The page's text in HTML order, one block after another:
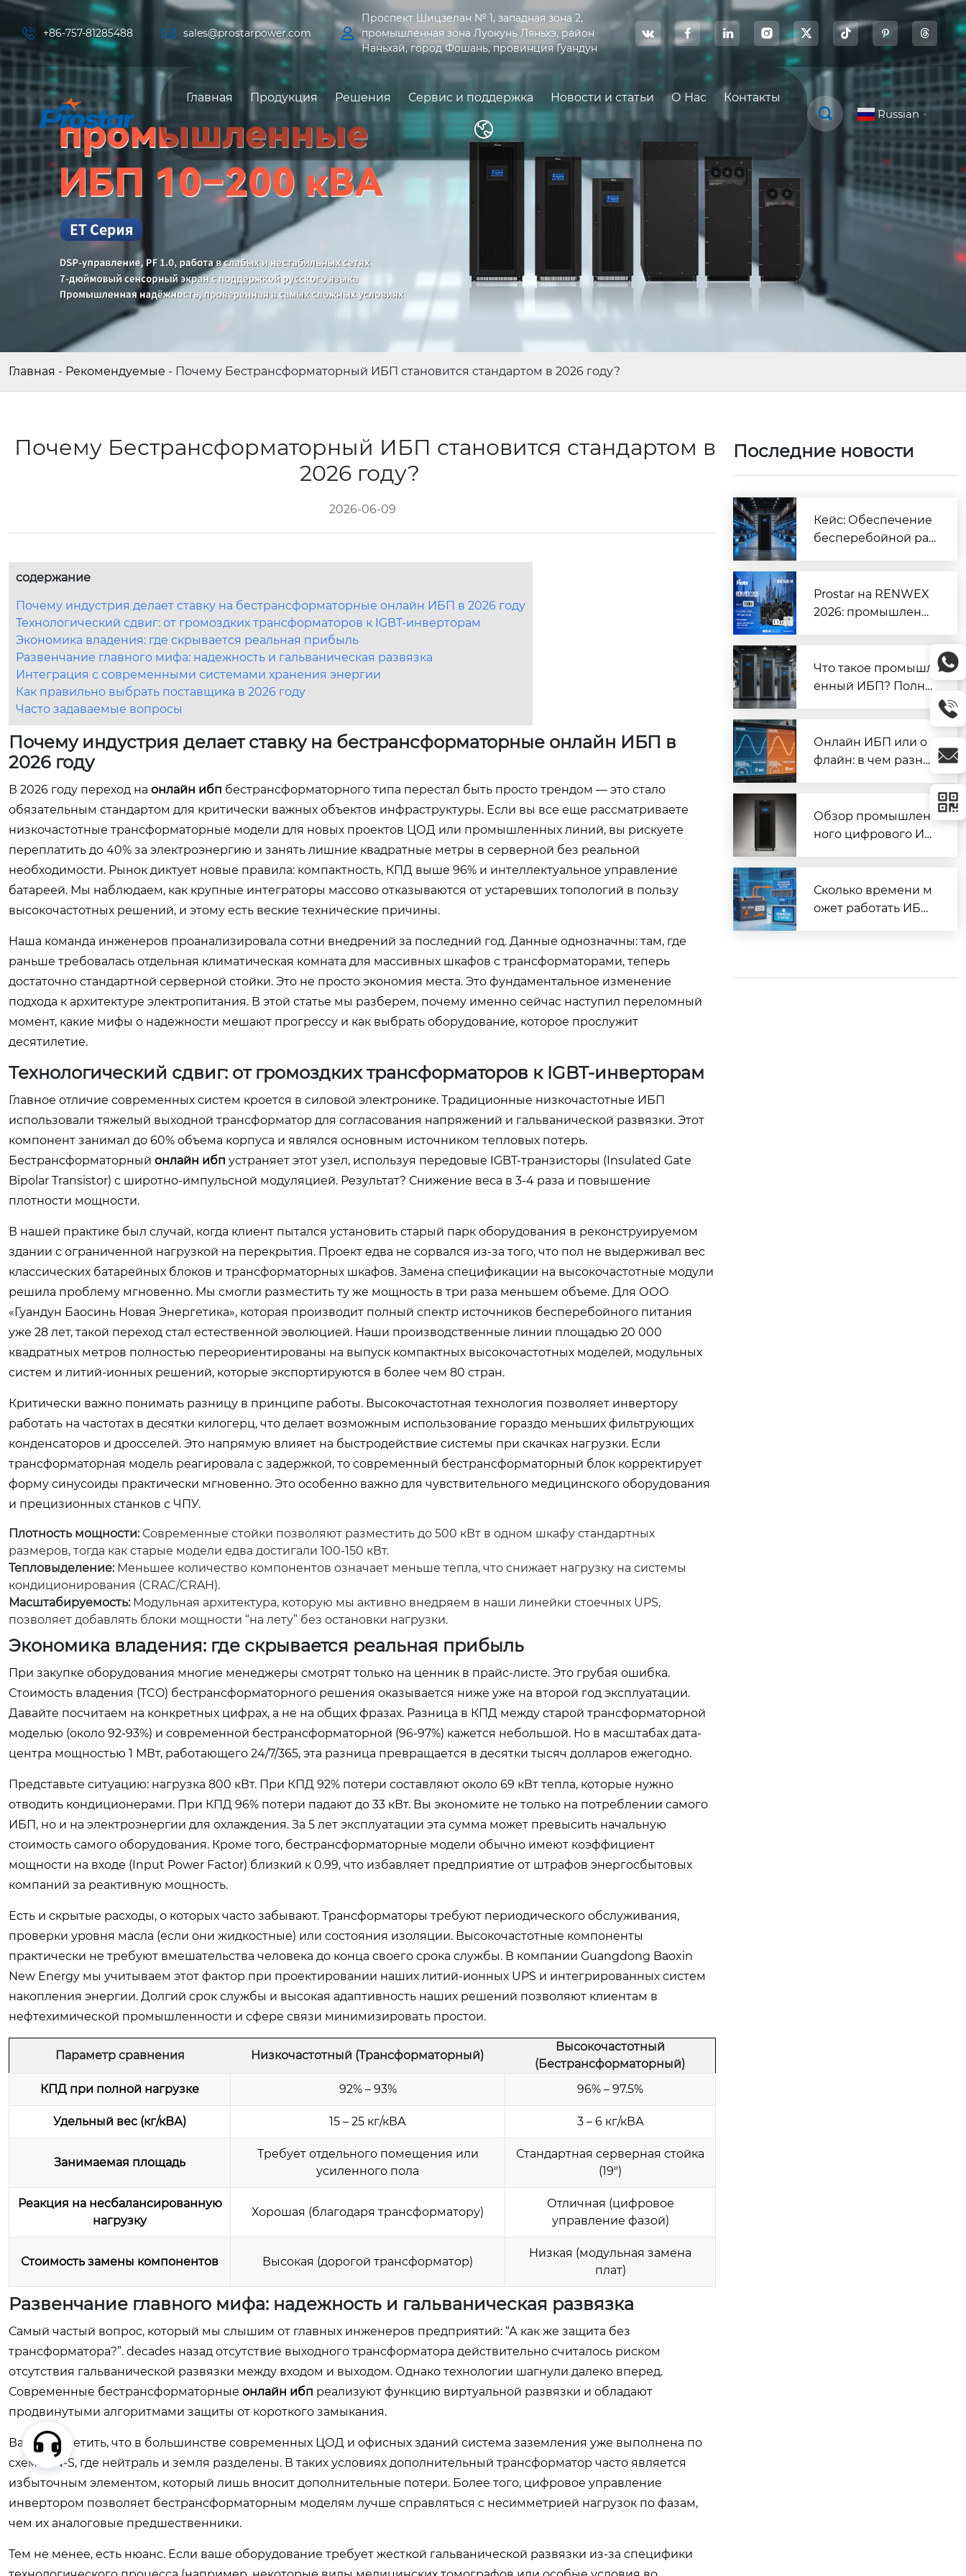
 +86-757-81285488  sales@prostarpower.com 
Проспект Шицзелан № 1, западная зона 2,
промышленная зона Луокунь Ляньхэ, район
Наньхай, город Фошань, провинция Гуандун
       
Главная Продукция Решения Сервис и поддержка Новости и статьи О Нас Контакты

 Russian ▼
Главная - Рекомендуемые - Почему Бестрансформаторный ИБП становится стандартом в 2026 году?
Почему Бестрансформаторный ИБП становится стандартом в
2026 году?
2026-06-09
содержание
Почему индустрия делает ставку на бестрансформаторные онлайн ИБП в 2026 году
Технологический сдвиг: от громоздких трансформаторов к IGBT-инверторам
Экономика владения: где скрывается реальная прибыль
Развенчание главного мифа: надежность и гальваническая развязка
Интеграция с современными системами хранения энергии
Как правильно выбрать поставщика в 2026 году
Часто задаваемые вопросы
Почему индустрия делает ставку на бестрансформаторные онлайн ИБП в
2026 году
В 2026 году переход на онлайн ибп бестрансформаторного типа перестал быть просто трендом — это стало
обязательным стандартом для критически важных объектов инфраструктуры. Если вы все еще рассматриваете
низкочастотные трансформаторные модели для новых проектов ЦОД или промышленных линий, вы рискуете
переплатить до 40% за электроэнергию и занять лишние квадратные метры в серверной без реальной
необходимости. Рынок диктует новые правила: компактность, КПД выше 96% и интеллектуальное управление
батареей. Мы наблюдаем, как крупные интеграторы массово отказываются от устаревших топологий в пользу
высокочастотных решений, и этому есть веские технические причины.
Наша команда инженеров проанализировала сотни внедрений за последний год. Данные однозначны: там, где
раньше требовалась отдельная климатическая комната для массивных шкафов с трансформаторами, теперь
достаточно стандартной серверной стойки. Это не просто экономия места. Это фундаментальное изменение
подхода к архитектуре электропитания. В этой статье мы разберем, почему именно сейчас наступил переломный
момент, какие мифы о надежности мешают прогрессу и как выбрать оборудование, которое прослужит
десятилетие.
Технологический сдвиг: от громоздких трансформаторов к IGBT-инверторам
Главное отличие современных систем кроется в силовой электронике. Традиционные низкочастотные ИБП
использовали тяжелый выходной трансформатор для согласования напряжений и гальванической развязки. Этот
компонент занимал до 60% объема корпуса и являлся основным источником тепловых потерь.
Бестрансформаторный онлайн ибп устраняет этот узел, используя передовые IGBT-транзисторы (Insulated Gate
Bipolar Transistor) с широтно-импульсной модуляцией. Результат? Снижение веса в 3-4 раза и повышение
плотности мощности.
В нашей практике был случай, когда клиент пытался установить старый парк оборудования в реконструируемом
здании с ограниченной нагрузкой на перекрытия. Проект едва не сорвался из-за того, что пол не выдерживал вес
классических батарейных блоков и трансформаторных шкафов. Замена спецификации на высокочастотные модули
решила проблему мгновенно. Мы смогли разместить ту же мощность в три раза меньшем объеме. Для ООО
«Гуандун Баосинь Новая Энергетика», которая производит полный спектр источников бесперебойного питания
уже 28 лет, такой переход стал естественной эволюцией. Наши производственные линии площадью 20 000
квадратных метров полностью переориентированы на выпуск компактных высокочастотных моделей, модульных
систем и литий-ионных решений, которые экспортируются в более чем 80 стран.
Критически важно понимать разницу в принципе работы. Высокочастотная технология позволяет инвертору
работать на частотах в десятки килогерц, что делает возможным использование гораздо меньших фильтрующих
конденсаторов и дросселей. Это напрямую влияет на быстродействие системы при скачках нагрузки. Если
трансформаторная модель реагировала с задержкой, то современный бестрансформаторный блок корректирует
форму синусоиды практически мгновенно. Это особенно важно для чувствительного медицинского оборудования
и прецизионных станков с ЧПУ.
Плотность мощности:Современные стойки позволяют разместить до 500 кВт в одном шкафу стандартных
размеров, тогда как старые модели едва достигали 100-150 кВт.
Тепловыделение:Меньшее количество компонентов означает меньше тепла, что снижает нагрузку на системы
кондиционирования (CRAC/CRAH).
Масштабируемость:Модульная архитектура, которую мы активно внедряем в наши линейки стоечных UPS,
позволяет добавлять блоки мощности “на лету” без остановки нагрузки.
Экономика владения: где скрывается реальная прибыль
При закупке оборудования многие менеджеры смотрят только на ценник в прайс-листе. Это грубая ошибка.
Стоимость владения (TCO) бестрансформаторного решения оказывается ниже уже на второй год эксплуатации.
Давайте посчитаем на конкретных цифрах, а не на общих фразах. Разница в КПД между старой трансформаторной
моделью (около 92-93%) и современной бестрансформаторной (96-97%) кажется небольшой. Но в масштабах дата-
центра мощностью 1 МВт, работающего 24/7/365, эта разница превращается в десятки тысяч долларов ежегодно.
Представьте ситуацию: нагрузка 800 кВт. При КПД 92% потери составляют около 69 кВт тепла, которые нужно
отводить кондиционерами. При КПД 96% потери падают до 33 кВт. Вы экономите не только на потреблении самого
ИБП, но и на электроэнергии для охлаждения. За 5 лет эксплуатации эта сумма может превысить начальную
стоимость самого оборудования. Кроме того, бестрансформаторные модели обычно имеют коэффициент
мощности на входе (Input Power Factor) близкий к 0.99, что избавляет предприятие от штрафов энергосбытовых
компаний за реактивную мощность.
Есть и скрытые расходы, о которых часто забывают. Трансформаторы требуют периодического обслуживания,
проверки уровня масла (если они жидкостные) или состояния изоляции. Высокочастотные компоненты
практически не требуют вмешательства человека до конца своего срока службы. В компании Guangdong Baoxin
New Energy мы учитываем этот фактор при проектировании наших литий-ионных UPS и интегрированных систем
накопления энергии. Долгий срок службы и высокая адаптивность наших решений позволяют клиентам в
нефтехимической промышленности и сфере связи минимизировать простои.
Параметр сравнения Низкочастотный (Трансформаторный)
Высокочастотный
(Бестрансформаторный)
КПД при полной нагрузке
92% – 93% 96% – 97.5%
Удельный вес (кг/кВА) 15 – 25 кг/кВА 3 – 6 кг/кВА
Занимаемая площадь
Требует отдельного помещения или
усиленного пола
Стандартная серверная стойка
(19″)
Реакция на несбалансированную
нагрузку
Хорошая (благодаря трансформатору)
Отличная (цифровое
управление фазой)
Стоимость замены компонентов Высокая (дорогой трансформатор)
Низкая (модульная замена
плат)
Развенчание главного мифа: надежность и гальваническая развязка
Самый частый вопрос, который мы слышим от главных инженеров предприятий: “А как же защита без
трансформатора?”. decades назад отсутствие выходного трансформатора действительно считалось риском
отсутствия гальванической развязки между входом и выходом. Однако технологии шагнули далеко вперед.
Современные бестрансформаторные онлайн ибп реализуют функцию виртуальной развязки и обладают
продвинутыми алгоритмами защиты от короткого замыкания.
Важно отметить, что в большинстве современных ЦОД и офисных зданий система заземления уже выполнена по
схеме TN-S, где нейтраль и земля разделены. В таких условиях дополнительный трансформатор часто является
избыточным элементом, который лишь вносит дополнительные потери. Более того, цифровое управление
инвертором позволяет бестрансформаторным моделям лучше справляться с несимметрией нагрузок по фазам,
чем их аналоговые предшественники.
Тем не менее, есть нюанс. Если ваше оборудование требует жесткой гальванической развязки из-за специфики
Последние новости
Кейс: Обеспечение
бесперебойной ра
Prostar
Prostar на RENWEX
2026: промышленн
и СНЭ (стенд 16E84)
| Prostar
Что такое промышл
енный ИБП? Полно
ию | Prostar
Онлайн ИБП или о
флайн: в чем разни
Обзор промышлен
ного цифрового ИБ
применение | Prost
ar
Сколько времени м
ожет работать ИБП